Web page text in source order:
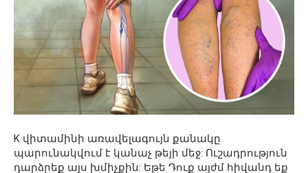
K վիտամինի առավելագույն քանակը
պարունակվում է կանաչ թեյի մեջ: Ուշադրություն
դարձրեք այս խմիչքին: Եթե ​​Դուք այժմ հիվանդ եք